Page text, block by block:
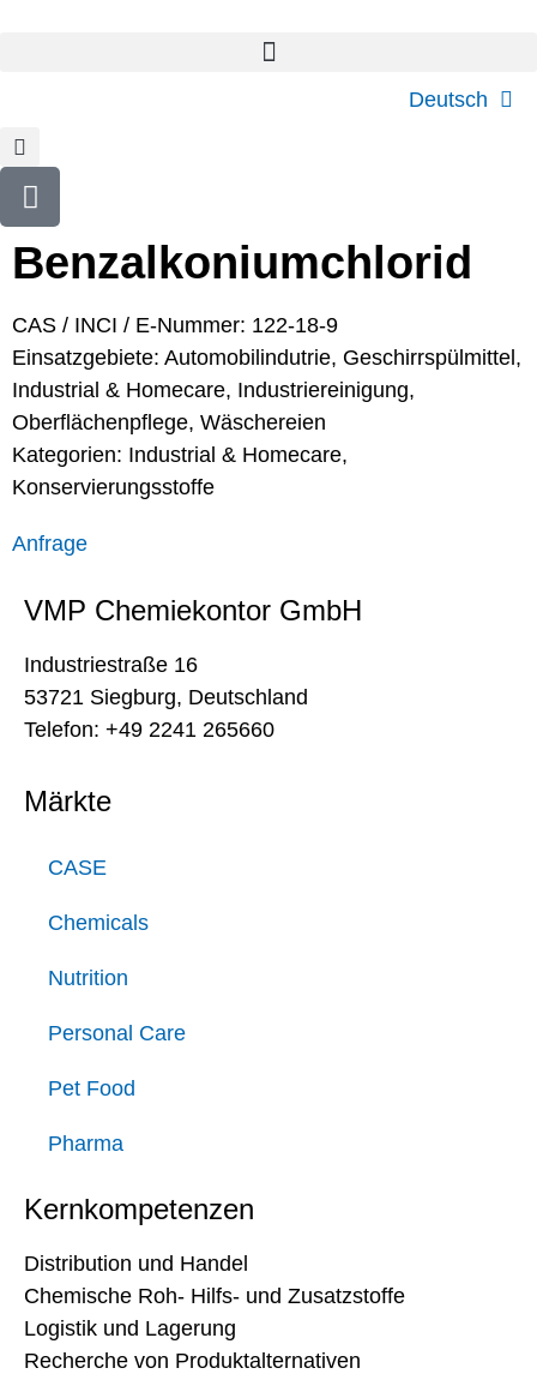
Deutsch
Benzalkoniumchlorid
CAS / INCI / E-Nummer: 122-18-9
Einsatzgebiete: Automobilindutrie, Geschirrspülmittel ,
Industrial & Homecare, Industriereinigung,
Oberflächenpflege, Wäschereien
Kategorien: Industrial & Homecare,
Konservierungsstoffe
Anfrage
VMP Chemiekontor GmbH
Industriestraße 16
53721 Siegburg, Deutschland
Telefon: +49 2241 265660
Märkte
CASE
Chemicals
Nutrition
Personal Care
Pet Food
Pharma
Kernkompetenzen
Distribution und Handel
Chemische Roh- Hilfs- und Zusatzstoffe
Logistik und Lagerung
Recherche von Produktalternativen